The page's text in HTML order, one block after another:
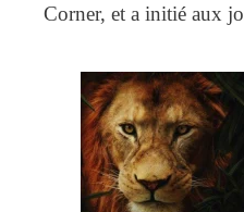
Corner, et a initié aux